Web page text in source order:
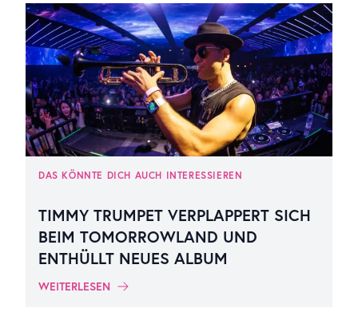
DAS KÖNNTE DICH AUCH INTERESSIEREN
TIMMY TRUMPET VERPLAPPERT SICH
BEIM TOMORROWLAND UND
ENTHÜLLT NEUES ALBUM
WEITERLESEN